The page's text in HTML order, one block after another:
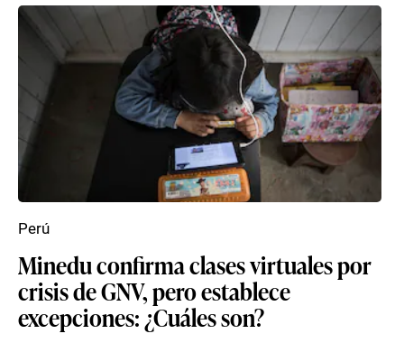
Minedu confirma clases virtuales por
crisis de GNV, pero establece
excepciones: ¿Cuáles son?
Perú